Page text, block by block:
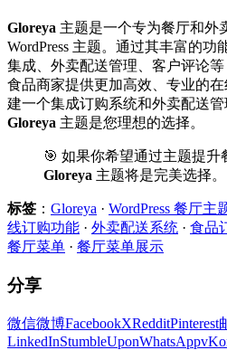
Gloreya 主题是一个专为餐厅和外
WordPress 主题。通过其丰富的
集成、外卖配送管理、客户评论等
食品商家提供更加高效、专业的
建一个集成订购系统和外卖配送管
Gloreya 主题是您理想的选择。
🎯 如果你希望通过主题提升
Gloreya 主题将是完美选择。
标签 ： Gloreya · WordPress 餐厅主
线订购功能 · 外卖配送系统 · 食品
餐厅菜单 · 餐厅菜单展示
分享
微信微博FacebookXRedditPinterest
LinkedInStumbleUponWhatsApp